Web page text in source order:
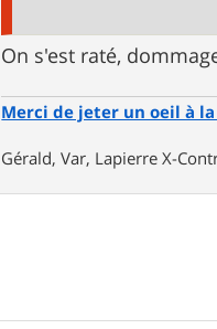
On s'est raté,
Merci de jeter un oeil à
Gérald, Var, Lapierre X-